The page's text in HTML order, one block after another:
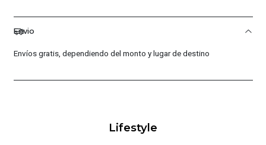
tracción en diversas superficies.
Envio
Envíos gratis, dependiendo del monto y lugar de destino
Lifestyle